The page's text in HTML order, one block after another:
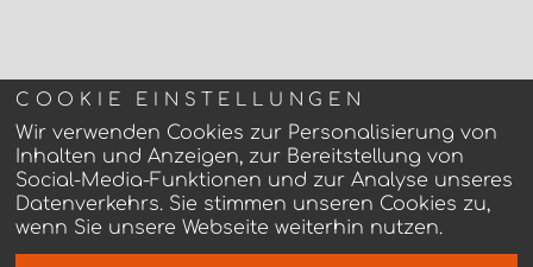
COOKIE EINSTELLUNGEN
Wir verwenden Cookies zur Personalisierung von
Inhalten und Anzeigen, zur Bereitstellung von
Social-Media-Funktionen und zur Analyse unseres
Datenverkehrs. Sie stimmen unseren Cookies zu,
wenn Sie unsere Webseite weiterhin nutzen.